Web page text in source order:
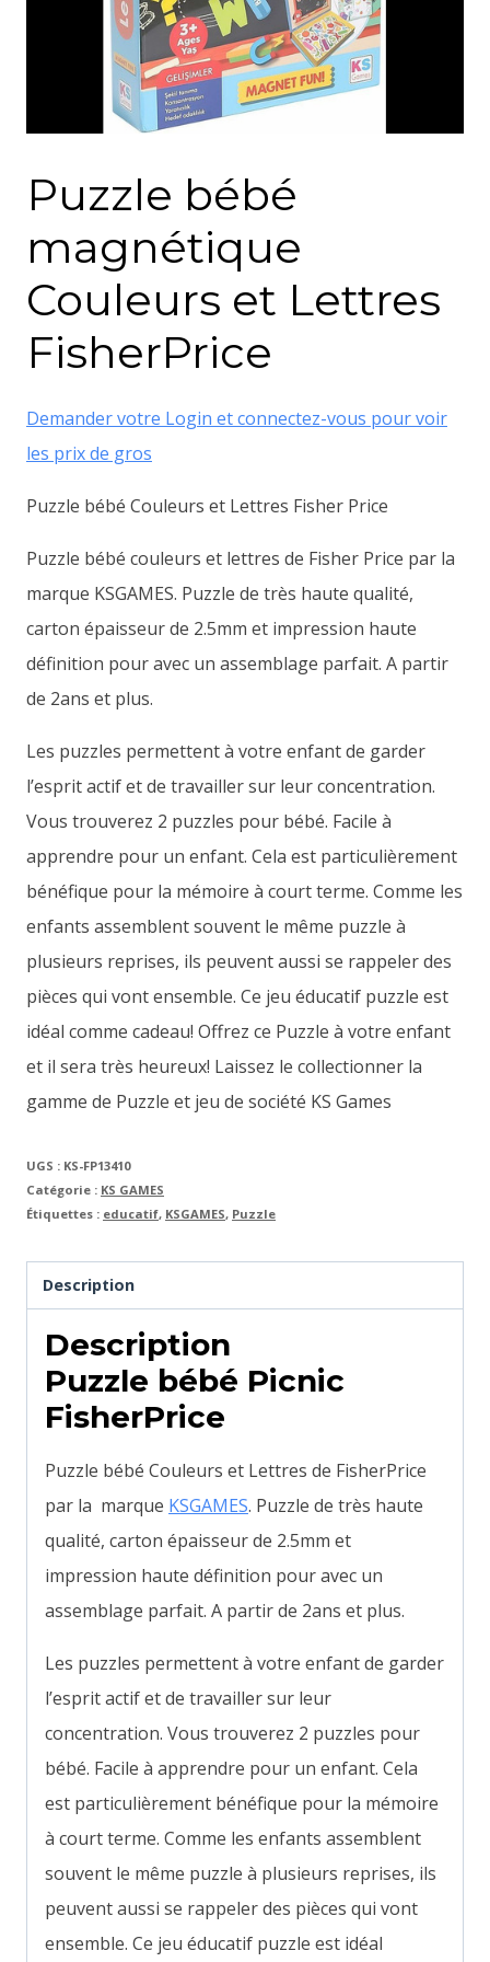
Puzzle bébé
magnétique
Couleurs et Lettres
FisherPrice
Demander votre Login et connectez-vous pour voir
les prix de gros
Puzzle bébé Couleurs et Lettres Fisher Price
Puzzle bébé couleurs et lettres de Fisher Price par la
marque KSGAMES. Puzzle de très haute qualité,
carton épaisseur de 2.5mm et impression haute
définition pour avec un assemblage parfait. A partir
de 2ans et plus.
Les puzzles permettent à votre enfant de garder
l’esprit actif et de travailler sur leur concentration.
Vous trouverez 2 puzzles pour bébé. Facile à
apprendre pour un enfant. Cela est particulièrement
bénéfique pour la mémoire à court terme. Comme les
enfants assemblent souvent le même puzzle à
plusieurs reprises, ils peuvent aussi se rappeler des
pièces qui vont ensemble. Ce jeu éducatif puzzle est
idéal comme cadeau! Offrez ce Puzzle à votre enfant
et il sera très heureux! Laissez le collectionner la
gamme de Puzzle et jeu de société KS Games
UGS : KS-FP13410
Catégorie : KS GAMES
Étiquettes : educatif, KSGAMES, Puzzle
Description
Description
Puzzle bébé Picnic
FisherPrice
Puzzle bébé Couleurs et Lettres de FisherPrice
par la marque KSGAMES. Puzzle de très haute
qualité, carton épaisseur de 2.5mm et
impression haute définition pour avec un
assemblage parfait. A partir de 2ans et plus.
Les puzzles permettent à votre enfant de garder
l’esprit actif et de travailler sur leur
concentration. Vous trouverez 2 puzzles pour
bébé. Facile à apprendre pour un enfant. Cela
est particulièrement bénéfique pour la mémoire
à court terme. Comme les enfants assemblent
souvent le même puzzle à plusieurs reprises, ils
peuvent aussi se rappeler des pièces qui vont
ensemble. Ce jeu éducatif puzzle est idéal